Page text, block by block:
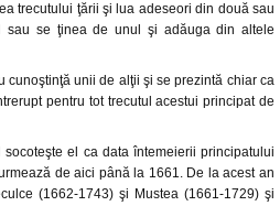
trecutului ţării şi lua adeseori din două sau
sau se ţinea de unul şi adăuga din altele
cunoştinţă unii de alţii şi se prezintă chiar ca
pentru tot trecutul acestui principat de
el ca data întemeierii principatului
de aici până la 1661. De la acest an
(1662-1743) şi Mustea (1661-1729) şi